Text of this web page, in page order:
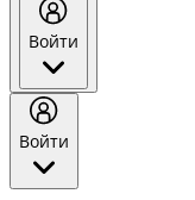
Войти
Войти